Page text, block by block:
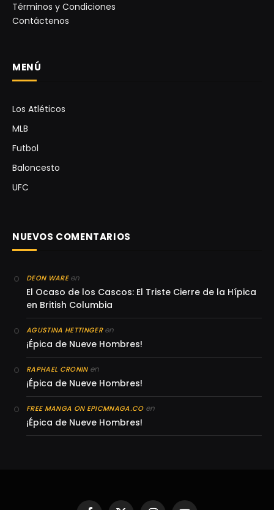
Términos y Condiciones
Contáctenos
MENÚ
Los Atléticos
MLB
Futbol
Baloncesto
UFC
NUEVOS COMENTARIOS
DEON WAREen
El Ocaso de los Cascos: El Triste Cierre de la Hípica
en British Columbia
AGUSTINA HETTINGERen
¡Épica de Nueve Hombres!
RAPHAEL CRONINen
¡Épica de Nueve Hombres!
FREE MANGA ON EPICMNAGA.COen
¡Épica de Nueve Hombres!